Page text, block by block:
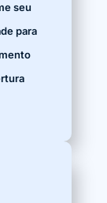
seu
para